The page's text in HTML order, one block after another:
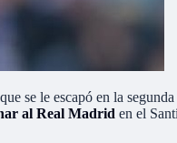
se le escapó en la
al Real Madrid en el